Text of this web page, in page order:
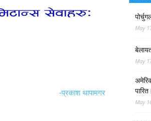
-प्रकाश थापामगर
May
May
May